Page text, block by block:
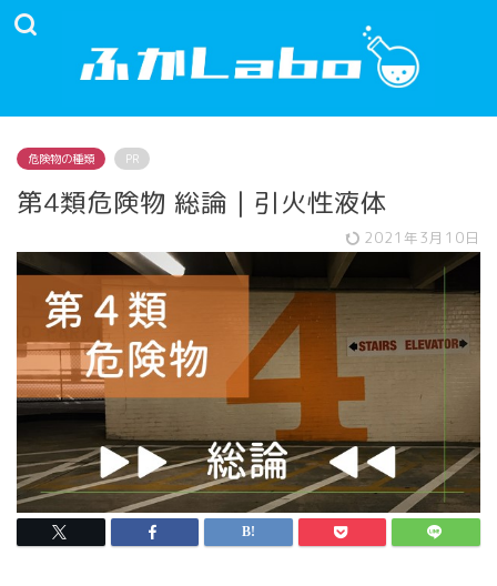
危険物の種類 PR
第4類危険物 総論｜引火性液体
2021年3月10日